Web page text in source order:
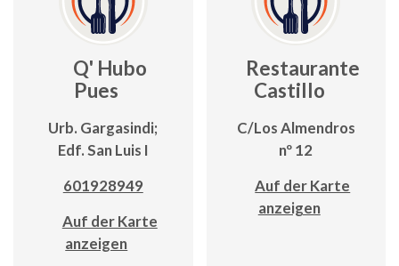
Q' Hubo
Pues
Urb. Gargasindi;
Edf. San Luis I
601928949
Auf der Karte
anzeigen
Restaurante
Castillo
C/Los Almendros
nº 12
Auf der Karte
anzeigen